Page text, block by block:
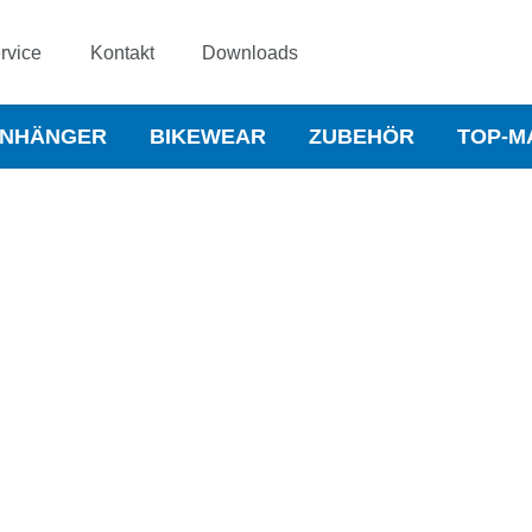
Kontakt Downloads
BIKEWEAR ZUBEHÖR TOP-